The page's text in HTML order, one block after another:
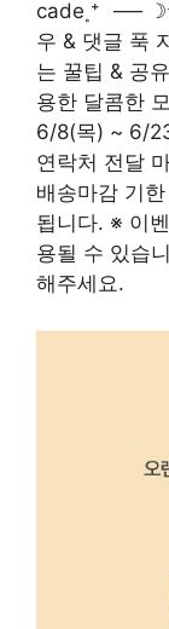
cade˳⁺⠀──
우 & 댓글 푹
는 꿀팁 & 공
용한 달콤한
6/8(목) ~ 6/
연락처 전달
배송마감 기
됩니다. ※ 이
용될 수 있습
해주세요.